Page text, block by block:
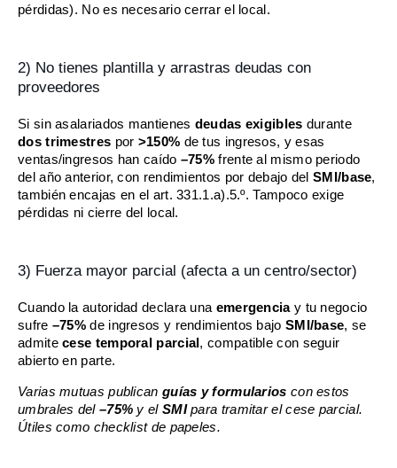
pérdidas). No es necesario cerrar el local.
2) No tienes plantilla y arrastras deudas con
proveedores
Si sin asalariados mantienes deudas exigibles durante
dos trimestres por >150% de tus ingresos, y esas
ventas/ingresos han caído –75% frente al mismo periodo
del año anterior, con rendimientos por debajo del SMI/base,
también encajas en el art. 331.1.a).5.º. Tampoco exige
pérdidas ni cierre del local.
3) Fuerza mayor parcial (afecta a un centro/sector)
Cuando la autoridad declara una emergenciay tu negocio
sufre –75% de ingresos y rendimientos bajo SMI/base, se
admitecese temporal parcial, compatible con seguir
abierto en parte.
Varias mutuas publican guías y formularios con estos
umbrales del –75% y el SMIpara tramitar el cese parcial.
Útiles como checklist de papeles.